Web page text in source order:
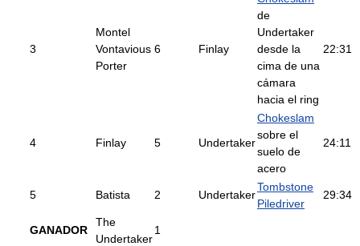
3
Montel
Vontavious
Porter
6 Finlay
de
Undertaker
desde la
cima de una
cámara
hacia el ring
22:31
4 Finlay 5 Undertaker
Chokeslam
sobre el
suelo de
acero
24:11
5 Batista 2 Undertaker
Tombstone
Piledriver
29:34
GANADOR
The
Undertaker
1